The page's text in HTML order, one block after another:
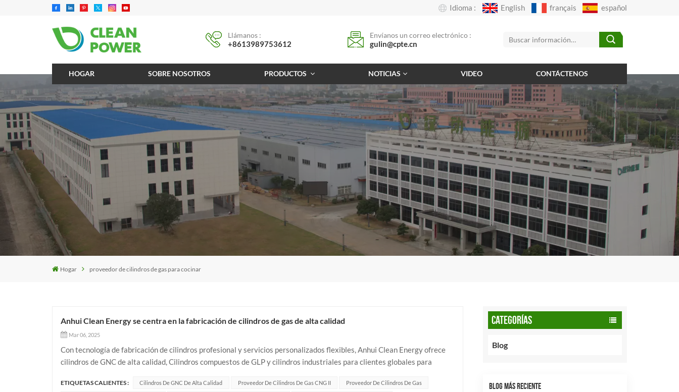
Idioma : English français español
Llámanos :
+8613989753612
Envíanos un correo electrónico :
gulin@cpte.cn
HOGAR SOBRE NOSOTROS PRODUCTOS NOTICIAS VIDEO CONTÁCTENOS
Hogar proveedor de cilindros de gas para cocinar
CATEGORÍAS
Blog
BLOG MÁS RECIENTE
Anhui Clean Energy se centra en la fabricación de cilindros de gas de alta calidad
Mar 06, 2025
Con tecnología de fabricación de cilindros profesional y servicios personalizados flexibles, Anhui Clean Energy ofrece
cilindros de GNC de alta calidad, Cilindros compuestos de GLP y cilindros industriales para clientes globales para
ETIQUETAS CALIENTES : Cilindros De GNC De Alta Calidad Proveedor De Cilindros De Gas CNG II Proveedor De Cilindros De Gas